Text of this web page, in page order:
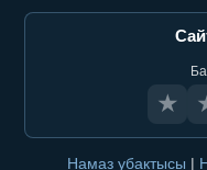
★
Намаз убактысы |